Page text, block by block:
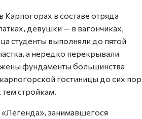
в составе отряда
девушки — в вагончиках,
студенты выполняли до пятой
а нередко перекрывали
фундаменты большинства
гостиницы до сих пор
стройкам.
занимавшегося